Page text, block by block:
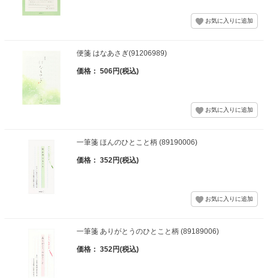
便箋 はなあさぎ(91206989)
価格： 506円(税込)
一筆箋 ほんのひとこと柄 (89190006)
価格： 352円(税込)
一筆箋 ありがとうのひとこと柄 (89189006)
価格： 352円(税込)